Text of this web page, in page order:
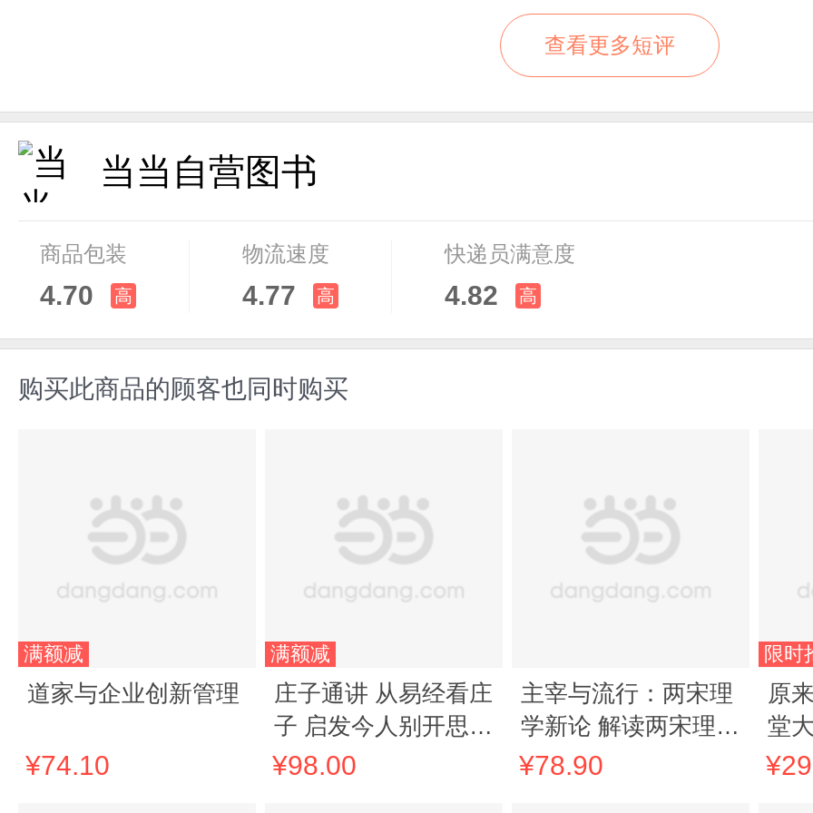
查看更多短评
当当自营图书
商品包装
4.70 高
物流速度
4.77 高
快递员满意度
4.82 高
购买此商品的顾客也同时购买
满额减
道家与企业创新管理
¥74.10
满额减
庄子通讲 从易经看庄
子 启发今人别开思想
新天地 智慧读物 传
¥98.00
主宰与流行：两宋理
学新论 解读两宋理学
的发展脉络 读懂儒学
¥78.90
限时
原
堂
门